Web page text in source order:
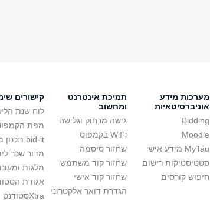
מערכות מידע
אוניברסיטאיות
Bidding
Moodle
MyTau מידע אישי
סטטיסטיקות רישום
חיפוש קורסים
תמיכת אינטרנט
ומחשוב
גישה מרחוק וגלישה
WiFi בקמפוס
שחזור סיסמה
שחזור קוד משתמש
שחזור קוד אישי
הגדרת דואר אלקטרוני
קישורים
לוח שנת
מפת
bid-it תכנון מערכת
מדור שכר
מלגות
אגודת
Xtraסטודנט